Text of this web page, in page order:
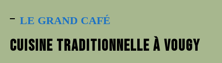
LE GRAND CAFÉ
CUISINE TRADITIONNELLE À VOUGY